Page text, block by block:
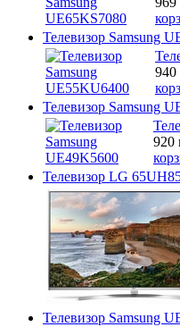
Телевизор Samsung
940
Телевизор Samsung
920
Телевизор LG
Телевизор Samsung